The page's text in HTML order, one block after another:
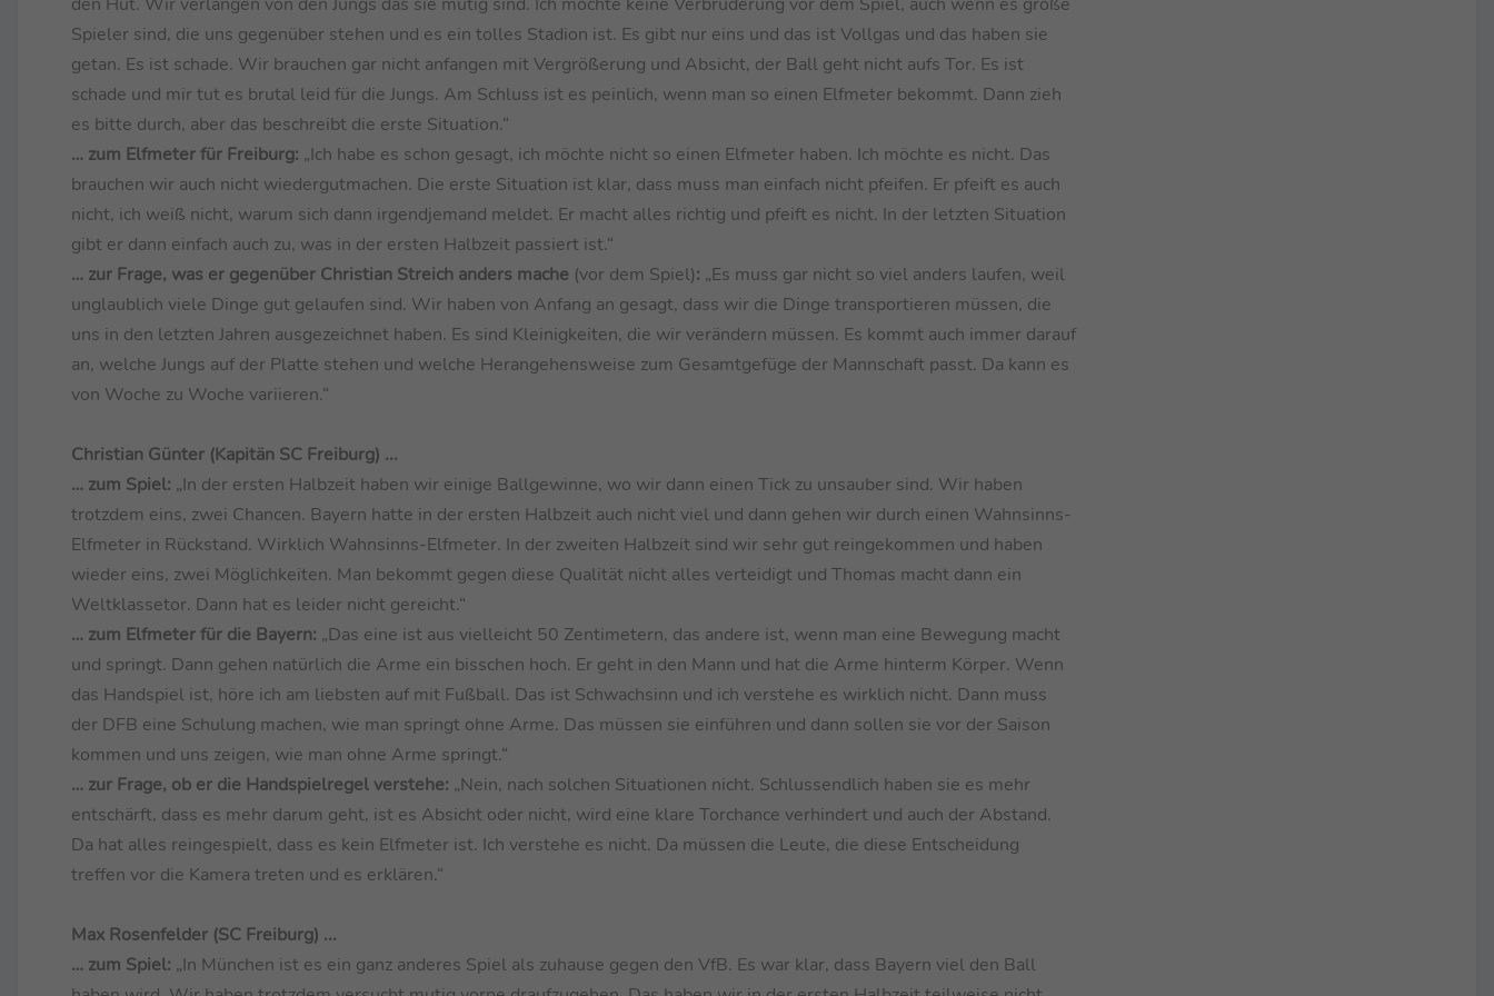
Spieler sind, die uns gegenüber stehen und es ein tolles Stadion ist. Es gibt nur eins und das ist Vollgas und das haben sie
getan. Es ist schade. Wir brauchen gar nicht anfangen mit Vergrößerung und Absicht, der Ball geht nicht aufs Tor. Es ist
schade und mir tut es brutal leid für die Jungs. Am Schluss ist es peinlich, wenn man so einen Elfmeter bekommt. Dann zieh
es bitte durch, aber das beschreibt die erste Situation.“
… zum Elfmeter für Freiburg: „Ich habe es schon gesagt, ich möchte nicht so einen Elfmeter haben. Ich möchte es nicht. Das
brauchen wir auch nicht wiedergutmachen. Die erste Situation ist klar, dass muss man einfach nicht pfeifen. Er pfeift es auch
nicht, ich weiß nicht, warum sich dann irgendjemand meldet. Er macht alles richtig und pfeift es nicht. In der letzten Situation
gibt er dann einfach auch zu, was in der ersten Halbzeit passiert ist.“
… zur Frage, was er gegenüber Christian Streich anders mache (vor dem Spiel): „Es muss gar nicht so viel anders laufen, weil
unglaublich viele Dinge gut gelaufen sind. Wir haben von Anfang an gesagt, dass wir die Dinge transportieren müssen, die
uns in den letzten Jahren ausgezeichnet haben. Es sind Kleinigkeiten, die wir verändern müssen. Es kommt auch immer darauf
an, welche Jungs auf der Platte stehen und welche Herangehensweise zum Gesamtgefüge der Mannschaft passt. Da kann es
von Woche zu Woche variieren.“
Christian Günter (Kapitän SC Freiburg) ...
… zum Spiel: „In der ersten Halbzeit haben wir einige Ballgewinne, wo wir dann einen Tick zu unsauber sind. Wir haben
trotzdem eins, zwei Chancen. Bayern hatte in der ersten Halbzeit auch nicht viel und dann gehen wir durch einen Wahnsinns-
Elfmeter in Rückstand. Wirklich Wahnsinns-Elfmeter. In der zweiten Halbzeit sind wir sehr gut reingekommen und haben
wieder eins, zwei Möglichkeiten. Man bekommt gegen diese Qualität nicht alles verteidigt und Thomas macht dann ein
Weltklassetor. Dann hat es leider nicht gereicht.“
… zum Elfmeter für die Bayern: „Das eine ist aus vielleicht 50 Zentimetern, das andere ist, wenn man eine Bewegung macht
und springt. Dann gehen natürlich die Arme ein bisschen hoch. Er geht in den Mann und hat die Arme hinterm Körper. Wenn
das Handspiel ist, höre ich am liebsten auf mit Fußball. Das ist Schwachsinn und ich verstehe es wirklich nicht. Dann muss
der DFB eine Schulung machen, wie man springt ohne Arme. Das müssen sie einführen und dann sollen sie vor der Saison
kommen und uns zeigen, wie man ohne Arme springt.“
… zur Frage, ob er die Handspielregel verstehe: „Nein, nach solchen Situationen nicht. Schlussendlich haben sie es mehr
entschärft, dass es mehr darum geht, ist es Absicht oder nicht, wird eine klare Torchance verhindert und auch der Abstand.
Da hat alles reingespielt, dass es kein Elfmeter ist. Ich verstehe es nicht. Da müssen die Leute, die diese Entscheidung
treffen vor die Kamera treten und es erklären.“
Max Rosenfelder (SC Freiburg) ...
… zum Spiel: „In München ist es ein ganz anderes Spiel als zuhause gegen den VfB. Es war klar, dass Bayern viel den Ball